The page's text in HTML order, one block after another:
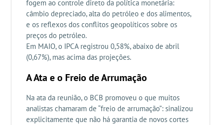
fogem ao controle direto da política monetária:
câmbio depreciado, alta do petróleo e dos alimentos,
e os reflexos dos conflitos geopolíticos sobre os
preços do petróleo.
Em MAIO, o IPCA registrou 0,58%, abaixo de abril
(0,67%), mas acima das projeções.
A Ata e o Freio de Arrumação
Na ata da reunião, o BCB promoveu o que muitos
analistas chamaram de “freio de arrumação”: sinalizou
explicitamente que não há garantia de novos cortes